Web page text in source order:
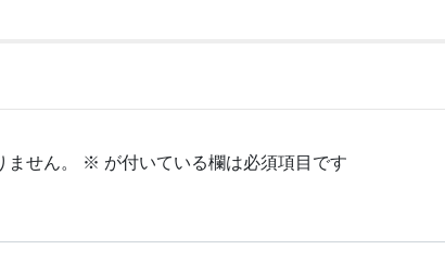
せん。 ※ が付いている欄は必須項目です